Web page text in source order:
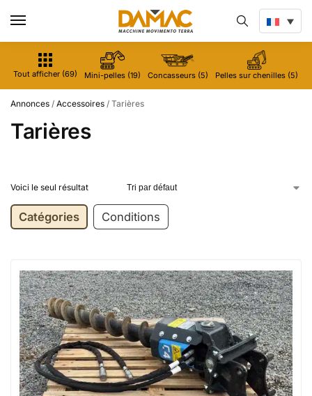
Tout afficher (69) Mini-pelles (19) Concasseurs (5) Pelles sur chenilles (5)
Annonces / Accessoires / Tarières
Tarières
Voici le seul résultat
Catégories Conditions